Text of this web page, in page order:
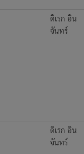
ดิเรก อิน
จันทร์
ดิเรก อิน
จันทร์